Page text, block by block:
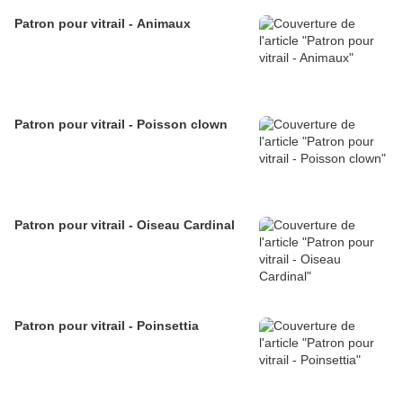
Patron pour vitrail - Animaux
Patron pour vitrail - Poisson clown
Patron pour vitrail - Oiseau Cardinal
Patron pour vitrail - Poinsettia